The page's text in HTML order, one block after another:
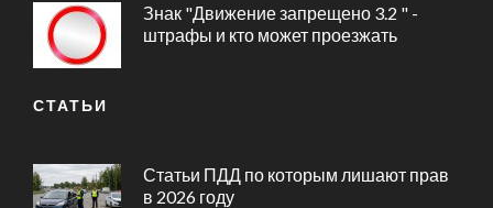
Знак "Движение запрещено 3.2 " -
штрафы и кто может проезжать
СТАТЬИ
Статьи ПДД по которым лишают прав
в 2026 году